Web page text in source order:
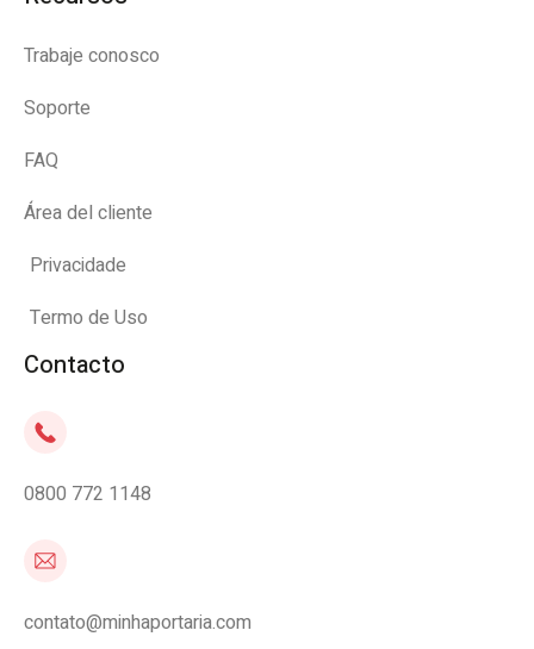
Trabaje conosco
Soporte
FAQ
Área del cliente
Privacidade
Termo de Uso
Contacto
0800 772 1148
contato@minhaportaria.com